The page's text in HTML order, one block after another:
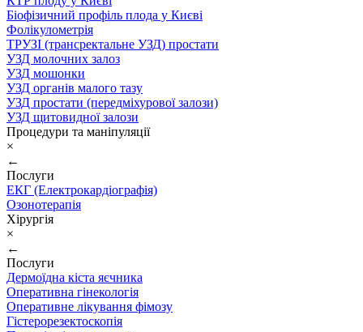
Біофізичний профіль плода у Києві
Фолікулометрія
ТРУЗІ (трансректальне УЗД) простати
УЗД молочних залоз
УЗД мошонки
УЗД органів малого тазу
УЗД простати (передміхурової залози)
УЗД щитовидної залози
Процедури та маніпуляції
×
←
Послуги
ЕКГ (Електрокардіографія)
Озонотерапія
Хірургія
×
←
Послуги
Дермоїдна кіста яєчника
Оперативна гінекологія
Оперативне лікування фімозу
Гістерорезектоскопія